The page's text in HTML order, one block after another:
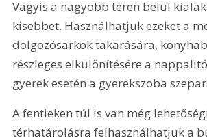
Vagyis a nagyobb téren belül
kisebbet. Használhatjuk ezeket a
dolgozósarkok takarására,
részleges elkülönítésére a
gyerek esetén a gyerekszoba
A fentieken túl is van még
térhatárolásra felhasználhatjuk a